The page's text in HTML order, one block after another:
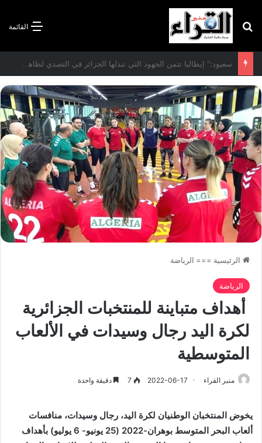
القائمة بحث عن
الرئيسية === الرياضة
الرياضة
أهداف متباينة للمنتخبات الجزائرية
لكرة اليد رجال وسيدات في الألعاب
المتوسطية
منبر القراء 2022-06-17
7 دقيقة واحدة
يخوض المنتخبان الوطنيان لكرة اليد، رجال وسيدات، منافسات
ألعاب البحر المتوسط بوهران-2022 (25 يونيو- 6 يوليو) بأهداف